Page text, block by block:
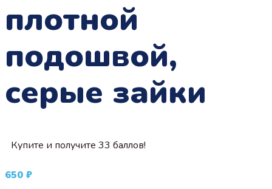
плотной
подошвой,
серые зайки
Купите и получите 33 баллов!
650 ₽